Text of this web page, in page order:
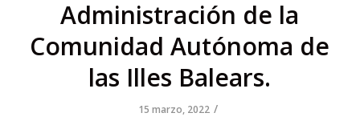
Administración de la
Comunidad Autónoma de
las Illes Balears.
15 marzo, 2022 /